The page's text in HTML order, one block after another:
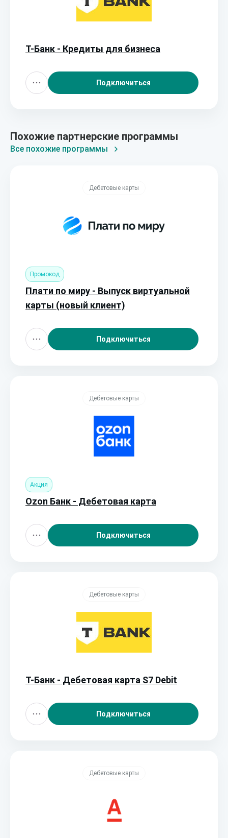
Т-Банк - Кредиты для бизнеса
Подключиться
Похожие партнерские программы
Все похожие программы
Дебетовые карты
Промокод
Плати по миру - Выпуск виртуальной
карты (новый клиент)
Подключиться
Дебетовые карты
Акция
Ozon Банк - Дебетовая карта
Подключиться
Дебетовые карты
Т-Банк - Дебетовая карта S7 Debit
Подключиться
Дебетовые карты